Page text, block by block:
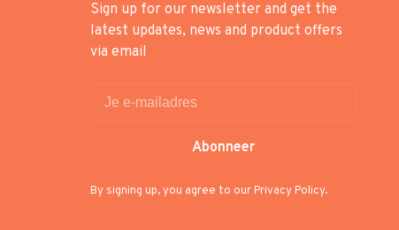
Sign up for our newsletter and get the
latest updates, news and product offers
via email
Abonneer
By signing up, you agree to our Privacy Policy.